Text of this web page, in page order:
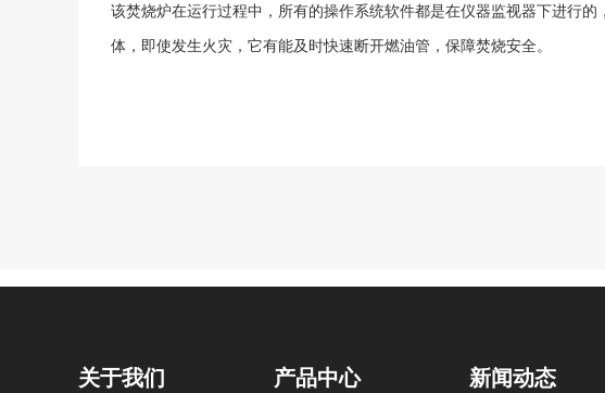
该焚烧炉在运行过程中，所有的操作系统软件都是在仪器监视器下进行
体，即使发生火灾，它有能及时快速断开燃油管，保障焚烧安全。
关于我们 产品中心 新闻动态